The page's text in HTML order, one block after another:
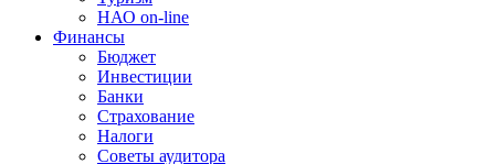
НАО on-line
Финансы
Бюджет
Инвестиции
Банки
Страхование
Налоги
Советы аудитора